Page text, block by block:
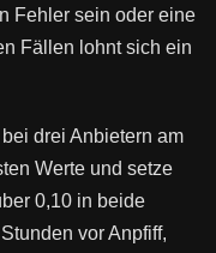
Fehler sein oder eine
Fällen lohnt sich ein
drei Anbietern am
Werte und setze
0,10 in beide
vor Anpfiff,